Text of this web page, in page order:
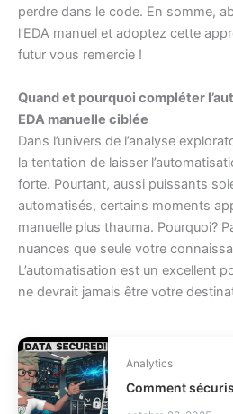
perdre dans le code. En somme,
l’EDA manuel et adoptez cette
futur vous remercie !
Quand et pourquoi compléter
EDA manuelle ciblée
Dans l’univers de l’analyse
la tentation de laisser
forte. Pourtant, aussi puissants
automatisés, certains moments
manuelle plus thauma. Pourquoi?
nuances que seule votre
L’automatisation est un excellent
ne devrait jamais être votre
Analytics